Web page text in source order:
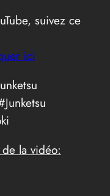
suivez ce
ici
la vidéo: